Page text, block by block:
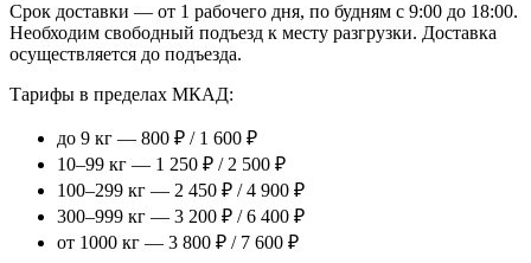
Срок доставки — от 1 рабочего дня, по будням с 9:00 до 18:00.
Необходим свободный подъезд к месту разгрузки. Доставка
осуществляется до подъезда.
Тарифы в пределах МКАД:
до 9 кг — 800 ₽ / 1 600 ₽
10–99 кг — 1 250 ₽ / 2 500 ₽
100–299 кг — 2 450 ₽ / 4 900 ₽
300–999 кг — 3 200 ₽ / 6 400 ₽
от 1000 кг — 3 800 ₽ / 7 600 ₽